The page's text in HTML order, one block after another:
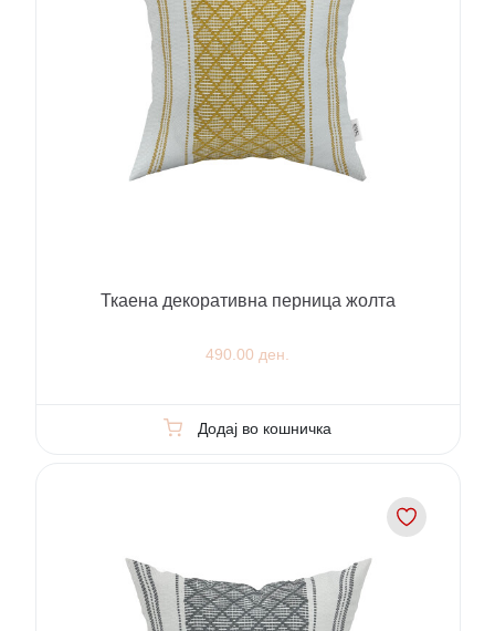
Ткаена декоративна перница жолта
490.00 ден.
Додај во кошничка